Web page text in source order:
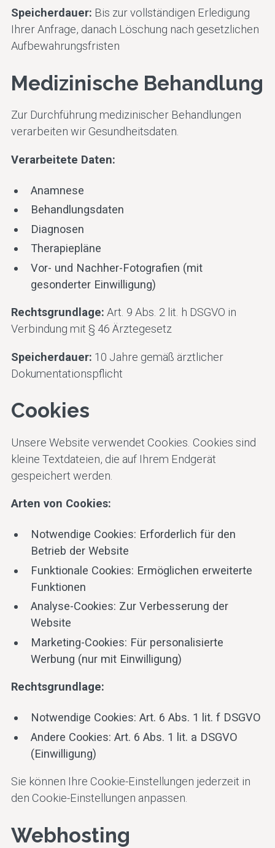
Speicherdauer: Bis zur vollständigen Erledigung
Ihrer Anfrage, danach Löschung nach gesetzlichen
Aufbewahrungsfristen
Medizinische Behandlung
Zur Durchführung medizinischer Behandlungen
verarbeiten wir Gesundheitsdaten.
Verarbeitete Daten:
Anamnese
Behandlungsdaten
Diagnosen
Therapiepläne
Vor- und Nachher-Fotografien (mit
gesonderter Einwilligung)
Rechtsgrundlage: Art. 9 Abs. 2 lit. h DSGVO in
Verbindung mit § 46 Ärztegesetz
Speicherdauer: 10 Jahre gemäß ärztlicher
Dokumentationspflicht
Cookies
Unsere Website verwendet Cookies. Cookies sind
kleine Textdateien, die auf Ihrem Endgerät
gespeichert werden.
Arten von Cookies:
Notwendige Cookies: Erforderlich für den
Betrieb der Website
Funktionale Cookies: Ermöglichen erweiterte
Funktionen
Analyse-Cookies: Zur Verbesserung der
Website
Marketing-Cookies: Für personalisierte
Werbung (nur mit Einwilligung)
Rechtsgrundlage:
Notwendige Cookies: Art. 6 Abs. 1 lit. f DSGVO
Andere Cookies: Art. 6 Abs. 1 lit. a DSGVO
(Einwilligung)
Sie können Ihre Cookie-Einstellungen jederzeit in
den Cookie-Einstellungen anpassen.
Webhosting